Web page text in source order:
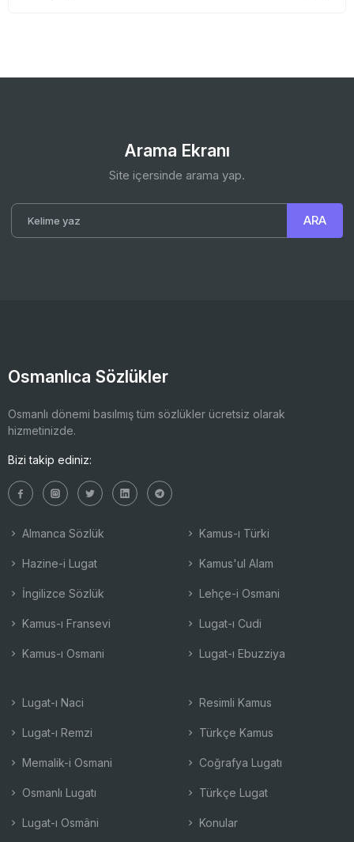
Arama Ekranı
Site içersinde arama yap.
Osmanlıca Sözlükler
Osmanlı dönemi basılmış tüm sözlükler ücretsiz olarak
hizmetinizde.
Bizi takip ediniz:
Almanca Sözlük
Hazine-i Lugat
İngilizce Sözlük
Kamus-ı Fransevi
Kamus-ı Osmani
Kamus-ı Türki
Kamus'ul Alam
Lehçe-i Osmani
Lugat-ı Cudi
Lugat-ı Ebuzziya
Lugat-ı Naci
Lugat-ı Remzi
Memalik-i Osmani
Osmanlı Lugatı
Lugat-ı Osmâni
Resimli Kamus
Türkçe Kamus
Coğrafya Lugatı
Türkçe Lugat
Konular